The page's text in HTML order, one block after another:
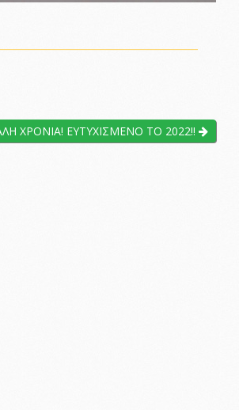
2022-
δώρα
ΧΡΟΝΙΑ! ΕΥΤΥΧΙΣΜΕΝΟ ΤΟ 2022!!